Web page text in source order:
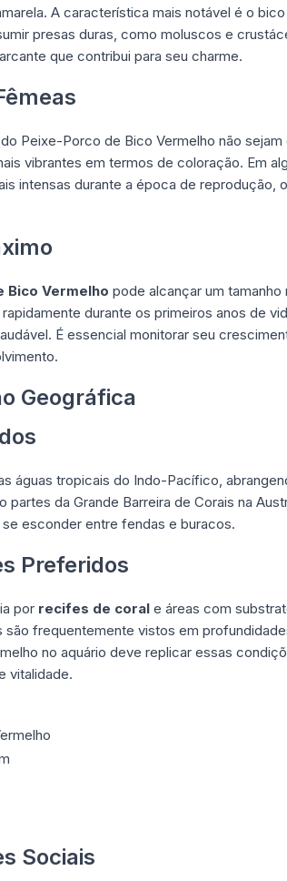
A característica mais notável é o
presas duras, como moluscos e
que contribui para seu charme.
Peixe-Porco de Bico Vermelho não
vibrantes em termos de coloração. Em
intensas durante a época de reprodução,
Bico Vermelho pode alcançar um
durante os primeiros anos de
É essencial monitorar seu
Geográfica
águas tropicais do Indo-Pacífico,
da Grande Barreira de Corais na
esconder entre fendas e buracos.
Preferidos
por recifes de coral e áreas com
frequentemente vistos em
no aquário deve replicar essas
vitalidade.
Sociais